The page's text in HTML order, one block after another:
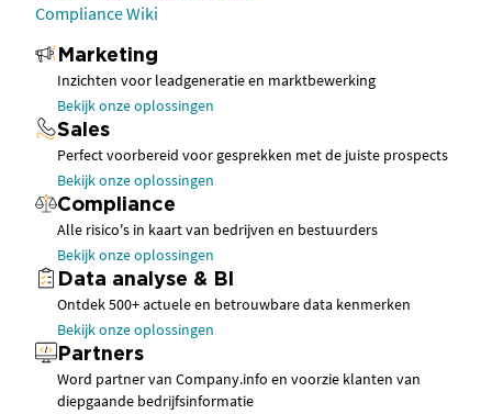
Compliance Wiki
Marketing
Inzichten voor leadgeneratie en marktbewerking
Bekijk onze oplossingen
Sales
Perfect voorbereid voor gesprekken met de juiste prospects
Bekijk onze oplossingen
Compliance
Alle risico's in kaart van bedrijven en bestuurders
Bekijk onze oplossingen
Data analyse & BI
Ontdek 500+ actuele en betrouwbare data kenmerken
Bekijk onze oplossingen
Partners
Word partner van Company.info en voorzie klanten van
diepgaande bedrijfsinformatie